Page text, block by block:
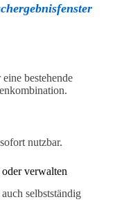
bestehende
nutzbar.
verwalten
selbstständig